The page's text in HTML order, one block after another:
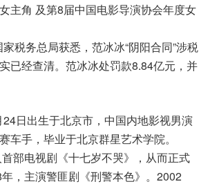
主角 及第8届中国电影导演协会年度女
税务总局获悉，范冰冰“阴阳合同”涉税
已经查清。范冰冰处罚款8.84亿元，并
日出生于北京市，中国内地影视男演
车手，毕业于北京群星艺术学院。
部电视剧《十七岁不哭》，从而正式
，主演警匪剧《刑警本色》。2002